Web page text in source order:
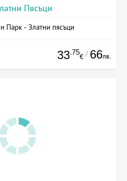
Пясъци
Парк - Златни пясъци
33.75
€ / 66лв.